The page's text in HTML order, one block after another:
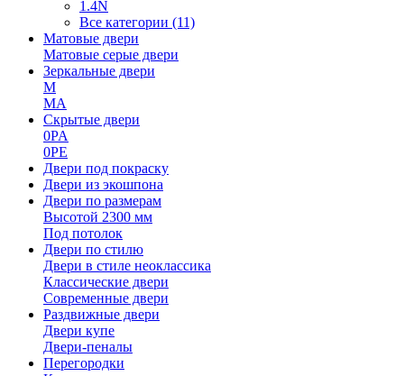
1.4N
Все категории (11)
Матовые двери
Матовые серые двери
Зеркальные двери
M
MA
Скрытые двери
0PA
0PE
Двери под покраску
Двери из экошпона
Двери по размерам
Высотой 2300 мм
Под потолок
Двери по стилю
Двери в стиле неоклассика
Классические двери
Современные двери
Раздвижные двери
Двери купе
Двери-пеналы
Перегородки